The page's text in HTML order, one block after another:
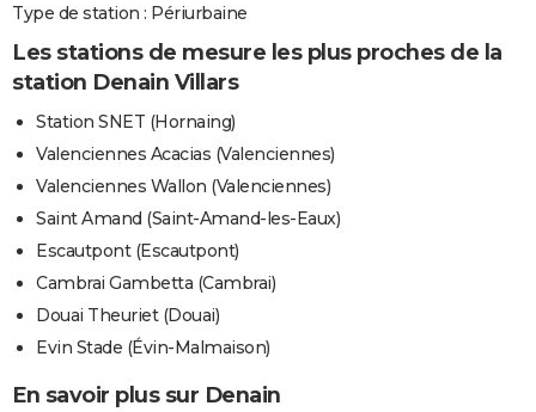
Type de station : Périurbaine
Les stations de mesure les plus proches de la
station Denain Villars
Station SNET (Hornaing)
Valenciennes Acacias (Valenciennes)
Valenciennes Wallon (Valenciennes)
Saint Amand (Saint-Amand-les-Eaux)
Escautpont (Escautpont)
Cambrai Gambetta (Cambrai)
Douai Theuriet (Douai)
Evin Stade (Évin-Malmaison)
En savoir plus sur Denain